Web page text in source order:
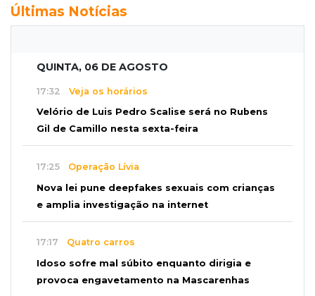
Últimas Notícias
QUINTA, 06 DE AGOSTO
17:32 Veja os horários
Velório de Luis Pedro Scalise será no Rubens
Gil de Camillo nesta sexta-feira
17:25 Operação Lívia
Nova lei pune deepfakes sexuais com crianças
e amplia investigação na internet
17:17 Quatro carros
Idoso sofre mal súbito enquanto dirigia e
provoca engavetamento na Mascarenhas